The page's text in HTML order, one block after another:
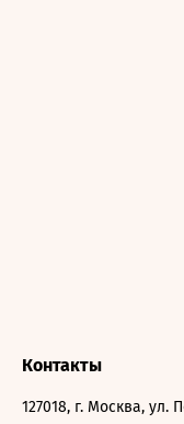
Контакты
127018, г. Москва, ул.